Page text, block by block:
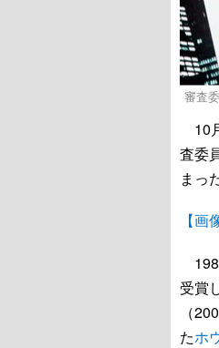
審査
10
査委
まっ
【
受賞
（
たホ